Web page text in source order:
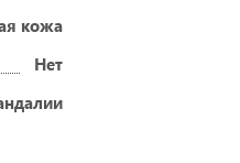
кожа
Нет